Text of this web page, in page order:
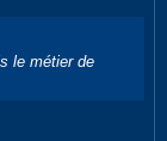
le métier de